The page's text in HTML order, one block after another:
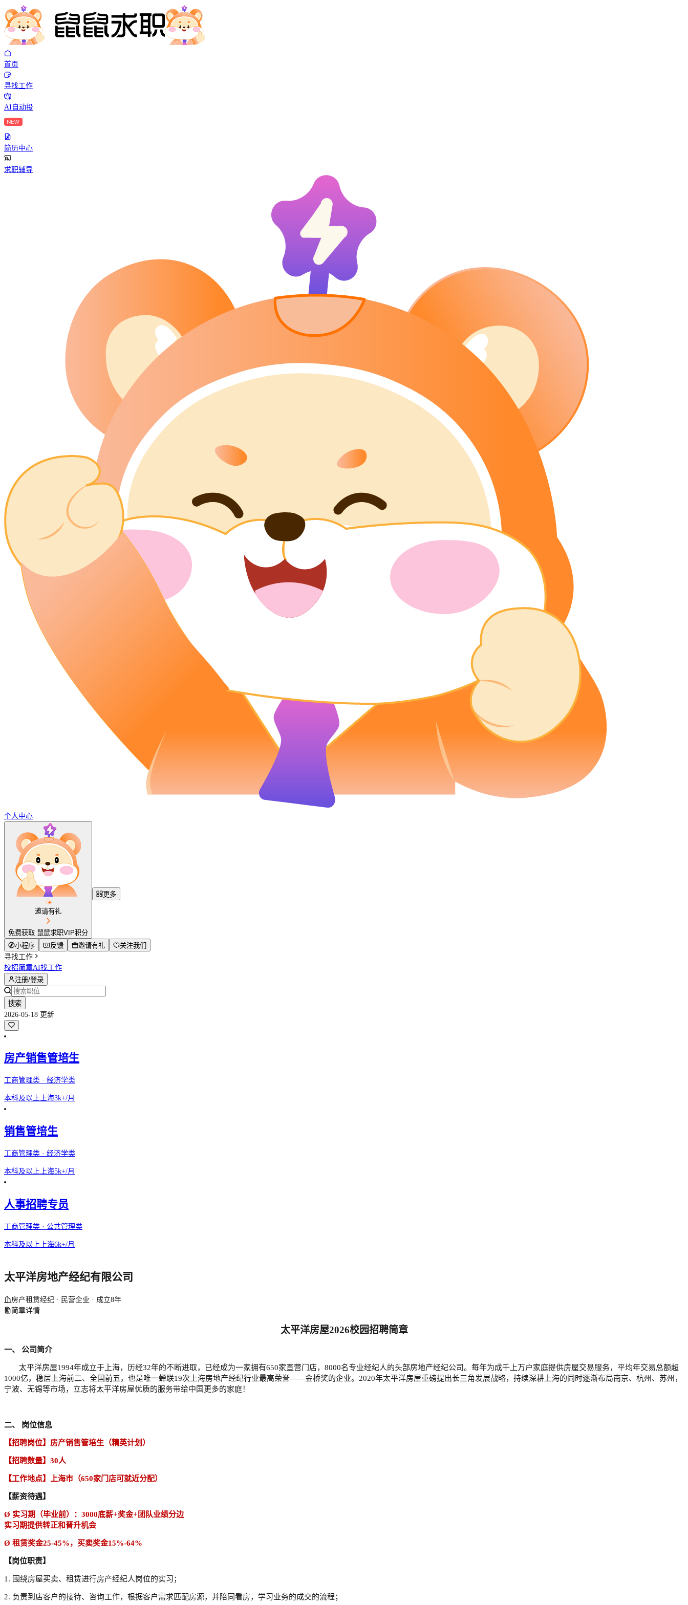
首页
寻找工作
AI自动投
简历中心
求职辅导
个人中心
邀请有礼
免费获取 鼠鼠求职VIP积分
更多
小程序 反馈 邀请有礼
关注我们
寻找工作
校招简章AI找工作
注册/登录
搜索
2026-05-18 更新
房产销售管培生
工商管理类 · 经济学类
本科及以上 上海3k+/月
销售管培生
工商管理类 · 经济学类
本科及以上 上海5k+/月
人事招聘专员
工商管理类 · 公共管理类
本科及以上 上海6k+/月
太平洋房地产经纪有限公司
房产租赁经纪 · 民营企业 · 成立8年
简章详情
太平洋房屋2026校园招聘简章
一、 公司简介
太平洋房屋1994年成立于上海，历经32年的不断进取，已经成为一家拥有650家直营门店， 8000名专业经纪人的头部房地产经纪公司。每年为成千上万户家庭提供房屋交易服务，平均年交易总额超
1000亿，稳居上海前二、全国前五，也是唯一蝉联19次上海房地产经纪行业最高荣誉——金桥奖的企业。 2020年太平洋房屋重磅提出长三角发展战略，持续深耕上海的同时逐渐布局南京、杭州、苏州，
宁波、无锡等市场，立志将太平洋房屋优质的服务带给中国更多的家庭！
二、 岗位信息
【招聘岗位】房产销售管培生 （精英计划 ）
【招聘数量】 30人
【工作地点】上海市（650家门店可就近分配）
【薪资待遇】
Ø 实习期 （毕业前） ： 3000底薪+奖金+团队业绩分边
实习期提供转正和晋升机会
Ø 租赁奖金25-45%，买卖奖金15%-64%
【岗位职责】
1. 围绕房屋买卖、租赁进行房产经纪人岗位的实习；
2. 负责到店客户的接待、咨询工作，根据客户需求匹配房源，并陪同看房，学习业务的成交的流程；